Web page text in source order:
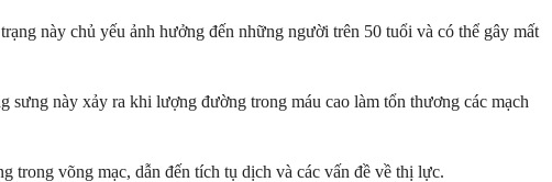
này chủ yếu ảnh hưởng đến những người trên 50 tuổi và có thể gây mất
này xảy ra khi lượng đường trong máu cao làm tổn thương các mạch
trong võng mạc, dẫn đến tích tụ dịch và các vấn đề về thị lực.